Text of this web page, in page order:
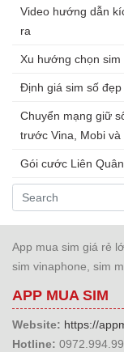
Video hướng dẫn
ra
Xu hướng chọn sim
Định giá sim số
Chuyển mạng giữ
trước Vina, Mobi và
Gói cước Liên
App mua sim giá rẻ
sim vinaphone, sim
APP MUA SIM
Website: https://
Hotline: